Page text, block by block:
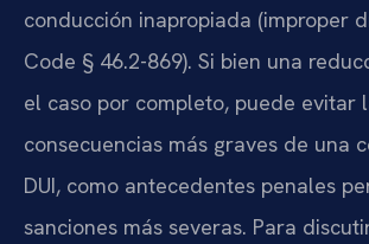
conducción inapropiada (improper
Code § 46.2-869). Si bien una
el caso por completo, puede evitar
consecuencias más graves de una
DUI, como antecedentes penales
sanciones más severas. Para